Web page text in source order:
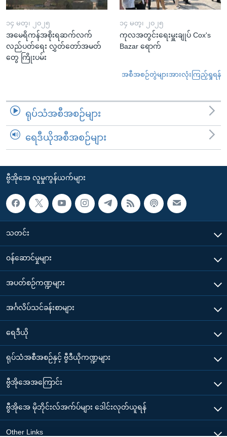
၁၄ မတ္၊ ၂၀၂၅
အမေရိကန်အစိုးရဆက်လက်
လည်ပတ်ရေး လွှတ်တော်အမတ်
တွေ ကြိုးပမ်း
၁၄ မတ္၊ ၂၀၂၅
ကုလအတွင်းရေးမှူးချုပ် Cox's
Bazar ရောက်
အစီအစဉ်တွဲများအားလုံးကြည့်ရှုရန်
ရုပ်သံအစီအစဉ်များ
ရေဒီယိုအစီအစဉ်များ
ဗွီအိုအေ လူမှုကွန်ယက်များ
သတင်း
၀န်ဆောင်မှုများ
အပတ်စဉ်ကဏ္ဍများ
အင်္ဂလိပ်သင်ခန်းစာများ
ရေဒီယို
ရုပ်သံအစီအစဉ်နှင့် ဗွီဒီယိုကဏ္ဍများ
ဗွီအိုအေအကြောင်း
ဗွီအိုအေ မိုဘိုင်းလ်အက်ပ်များ ဒေါင်းလုတ်ယူရန်
Other Links